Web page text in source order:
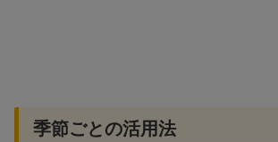
季節ごとの活用法